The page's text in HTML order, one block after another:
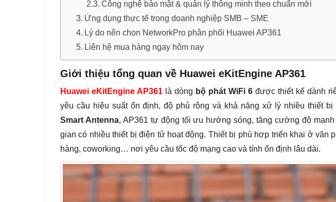
Công nghệ bảo mật & quản lý thông minh theo chuẩn mới
Ứng dụng thực tế trong doanh nghiệp SMB – SME
Lý do nên chọn NetworkPro phân phối Huawei AP361
Liên hệ mua hàng ngay hôm nay
Giới thiệu tổng quan về Huawei eKitEngine AP361
Huawei eKitEngine AP361 là dòng bộ phát WiFi 6 được thiết kế dành
yêu cầu hiệu suất ổn định, độ phủ rộng và khả năng xử lý nhiều thiết
Smart Antenna, AP361 tự động tối ưu hướng sóng, tăng cường độ
gian có nhiều thiết bị điện tử hoạt động. Thiết bị phù hợp triển khai ở văn
hàng, coworking… nơi yêu cầu tốc độ mạng cao và tính ổn định lâu dài.